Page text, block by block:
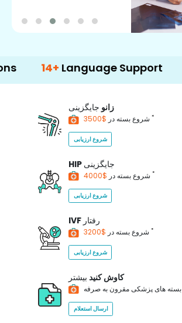
Language Support 500+
زانو جایگزینی
شروع بسته در *
شروع ارزیابی
HIP جایگزینی
شروع بسته در *
شروع ارزیابی
IVF رفتار
شروع بسته در *
شروع ارزیابی
کاوش کنید بیشتر
بسته های پزشکی مقرون به صرفه
ارسال استعلام